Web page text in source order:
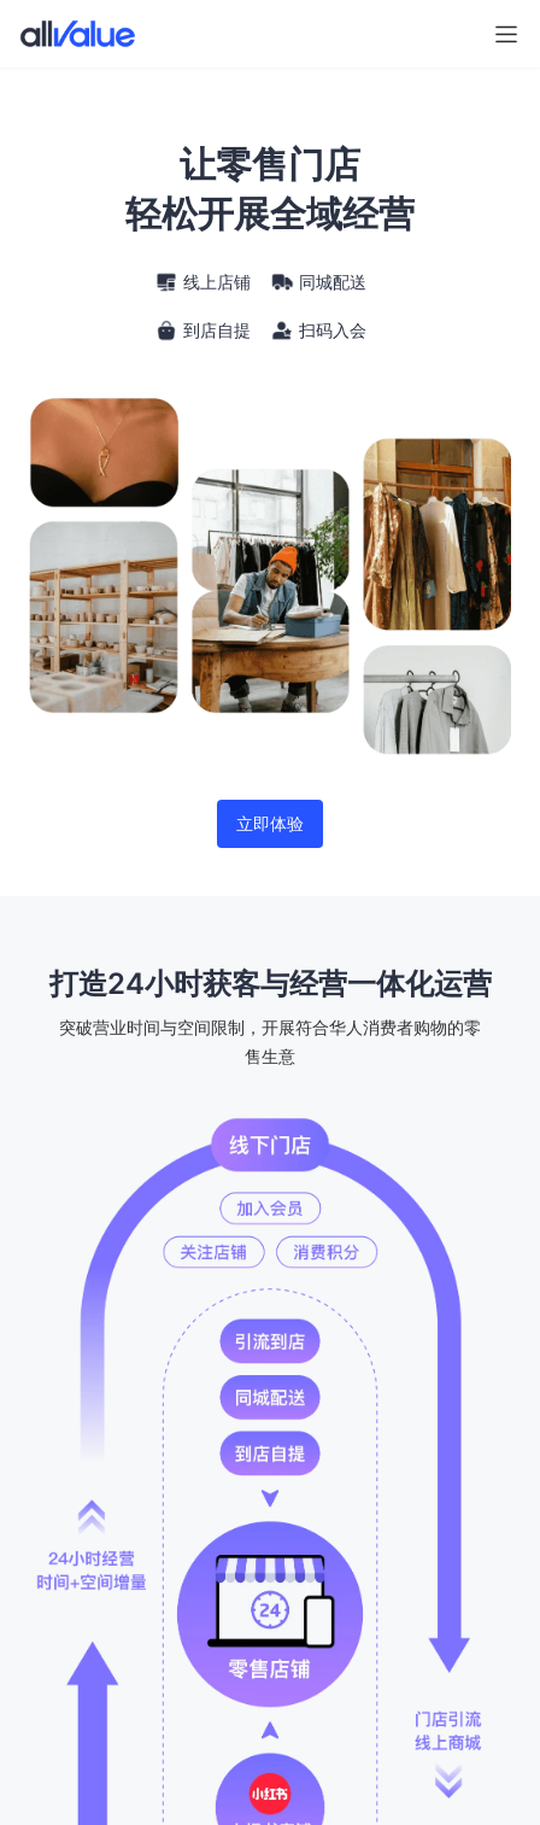
让零售门店
轻松开展全域经营
线上店铺 同城配送
到店自提 扫码入会
立即体验
打造24小时获客与经营一体化运营
突破营业时间与空间限制，开展符合华人消费者购物的零
售生意